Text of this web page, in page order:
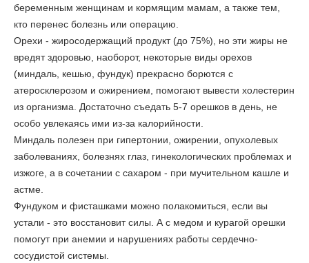
беременным женщинам и кормящим мамам, а также тем,
кто перенес болезнь или операцию.
Орехи - жиросодержащий продукт (до 75%), но эти жиры не
вредят здоровью, наоборот, некоторые виды орехов
(миндаль, кешью, фундук) прекрасно борются с
атеросклерозом и ожирением, помогают вывести холестерин
из организма. Достаточно съедать 5-7 орешков в день, не
особо увлекаясь ими из-за калорийности.
Миндаль полезен при гипертонии, ожирении, опухолевых
заболеваниях, болезнях глаз, гинекологических проблемах и
изжоге, а в сочетании с сахаром - при мучительном кашле и
астме.
Фундуком и фисташками можно полакомиться, если вы
устали - это восстановит силы. А с медом и курагой орешки
помогут при анемии и нарушениях работы сердечно-
сосудистой системы.